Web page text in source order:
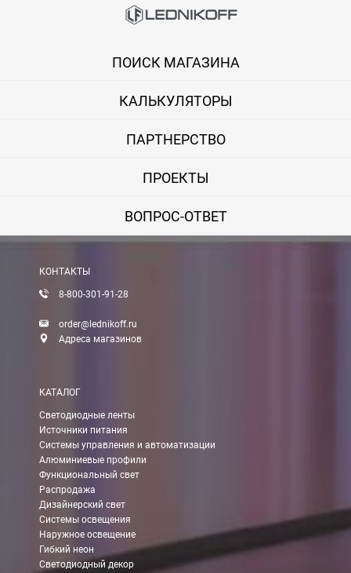
Вы можете оплатить покупку на сайте банковской картой
Оплата при получении
Вы можете оплатить заказ непосредственно при получении
Вы можете оплатить заказ по выставленному счету в любом
Доставка:
Вы можете самостоятельно забрать заказ в одном из наших
В Москве (внутри МКАД)
БЕСПЛАТНАЯ доставка при сумме заказа от 7000 руб.
При заказе менее 7000 руб. стоимость доставки 750 руб.
В Москве и МО (за МКАД)
При заказе от 7000 руб. стоимость доставки равна 30 руб.
ПОИСК МАГАЗИНА
КАЛЬКУЛЯТОРЫ
ПАРТНЕРСТВО
ПРОЕКТЫ
ВОПРОС-ОТВЕТ
КОНТАКТЫ
8-800-301-91-28
order@lednikoff.ru
Адреса магазинов
КАТАЛОГ
Светодиодные ленты
Источники питания
Системы управления и автоматизации
Алюминиевые профили
Функциональный свет
Распродажа
Дизайнерский свет
Системы освещения
Наружное освещение
Гибкий неон
Светодиодный декор